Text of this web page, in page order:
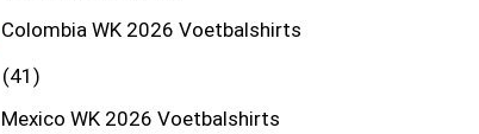
Colombia WK 2026 Voetbalshirts
41
Mexico WK 2026 Voetbalshirts